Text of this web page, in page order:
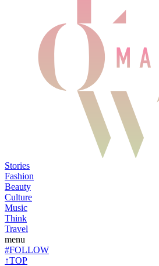
Stories
Fashion
Beauty
Culture
Music
Think
Travel
menu
#FOLLOW
↑TOP